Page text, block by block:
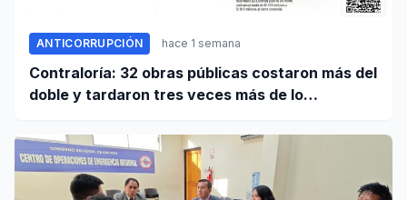
ANTICORRUPCIÓN hace 1 semana
Contraloría: 32 obras públicas costaron más del
doble y tardaron tres veces más de lo